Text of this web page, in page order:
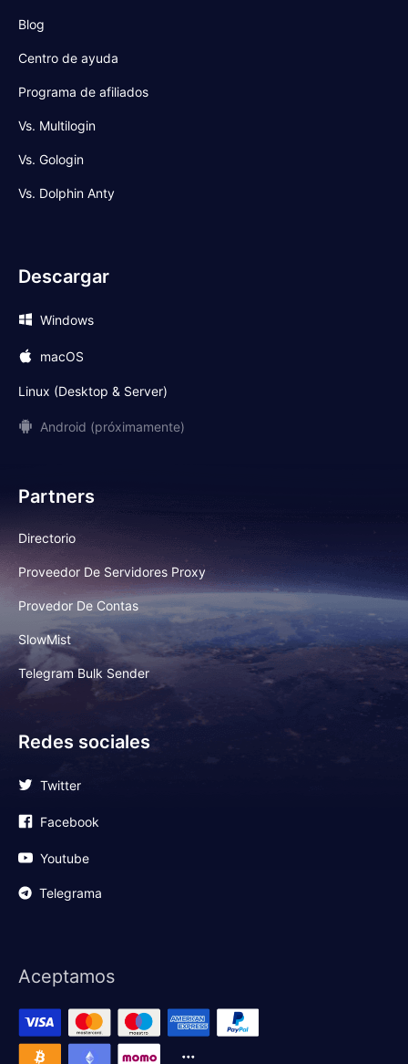
Blog
Centro de ayuda
Programa de afiliados
Vs. Multilogin
Vs. Gologin
Vs. Dolphin Anty
Descargar
Windows
macOS
Linux (Desktop & Server)
Android (próximamente)
Partners
Directorio
Proveedor De Servidores Proxy
Provedor De Contas
SlowMist
Telegram Bulk Sender
Redes sociales
Twitter
Facebook
Youtube
Telegrama
Aceptamos